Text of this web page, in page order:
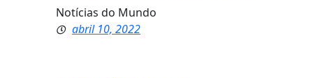
Notícias do Mundo
abril 10, 2022